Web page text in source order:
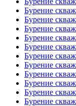
Бурение
Бурение
Бурение
Бурение
Бурение
Бурение
Бурение
Бурение
Бурение
Бурение
Бурение